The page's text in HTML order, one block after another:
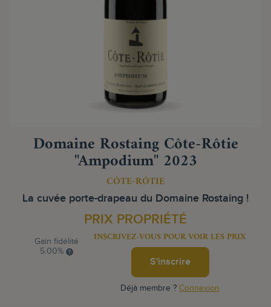
Domaine Rostaing Côte-Rôtie
"Ampodium" 2023
CÔTE-RÔTIE
La cuvée porte-drapeau du Domaine Rostaing !
PRIX PROPRIÉTÉ
Gain fidélité
5.00%
INSCRIVEZ-VOUS POUR VOIR LES PRIX
S'inscrire
Déjà membre ? Connexion